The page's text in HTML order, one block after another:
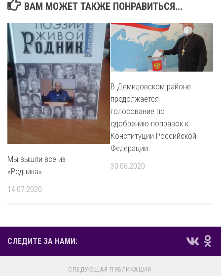
ВАМ МОЖЕТ ТАКЖЕ ПОНРАВИТЬСЯ...
Мы вышли все из
«Родника»
14.07.2020
В Демидовском районе
продолжается
голосование по
одобрению поправок к
Конституции Российской
Федерации.
30.06.2020
СЛЕДИТЕ ЗА НАМИ:
СЛЕДУЮЩАЯ ПУБЛИКАЦИЯ